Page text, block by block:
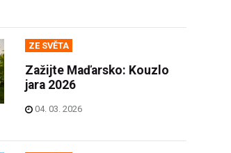
ZE SVĚTA
Zažijte Maďarsko: Kouzlo
jara 2026
04. 03. 2026